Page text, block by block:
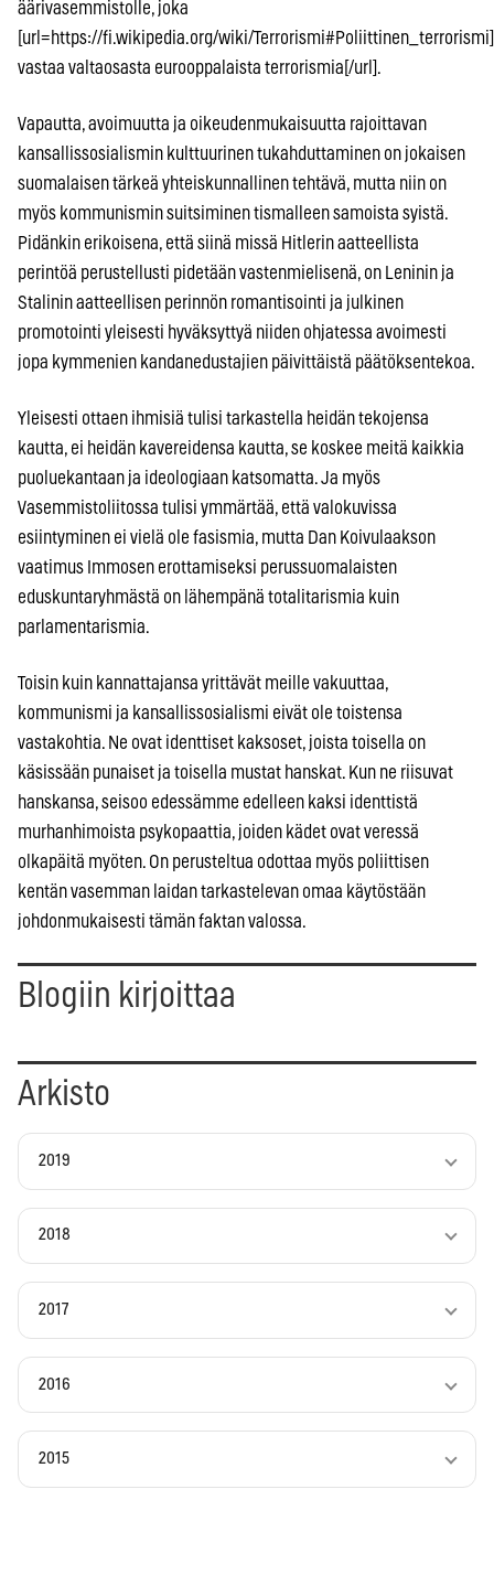
äärivasemmistolle, joka
[url=https://fi.wikipedia.org/wiki/
vastaa valtaosasta eurooppalaista terrorismia[/url].
Vapautta, avoimuutta ja oikeudenmukaisuutta rajoittavan
kansallissosialismin kulttuurinen tukahduttaminen on jokaisen
suomalaisen tärkeä yhteiskunnallinen tehtävä, mutta niin on
myös kommunismin suitsiminen tismalleen samoista syistä.
Pidänkin erikoisena, että siinä missä Hitlerin aatteellista
perintöä perustellusti pidetään vastenmielisenä, on Leninin ja
Stalinin aatteellisen perinnön romantisointi ja julkinen
promotointi yleisesti hyväksyttyä niiden ohjatessa avoimesti
jopa kymmenien kandanedustajien päivittäistä päätöksentekoa.
Yleisesti ottaen ihmisiä tulisi tarkastella heidän tekojensa
kautta, ei heidän kavereidensa kautta, se koskee meitä kaikkia
puoluekantaan ja ideologiaan katsomatta. Ja myös
Vasemmistoliitossa tulisi ymmärtää, että valokuvissa
esiintyminen ei vielä ole fasismia, mutta Dan Koivulaakson
vaatimus Immosen erottamiseksi perussuomalaisten
eduskuntaryhmästä on lähempänä totalitarismia kuin
parlamentarismia.
Toisin kuin kannattajansa yrittävät meille vakuuttaa,
kommunismi ja kansallissosialismi eivät ole toistensa
vastakohtia. Ne ovat identtiset kaksoset, joista toisella on
käsissään punaiset ja toisella mustat hanskat. Kun ne riisuvat
hanskansa, seisoo edessämme edelleen kaksi identtistä
murhanhimoista psykopaattia, joiden kädet ovat veressä
olkapäitä myöten. On perusteltua odottaa myös poliittisen
kentän vasemman laidan tarkastelevan omaa käytöstään
johdonmukaisesti tämän faktan valossa.
Blogiin kirjoittaa
Arkisto
2019
2018
2017
2016
2015